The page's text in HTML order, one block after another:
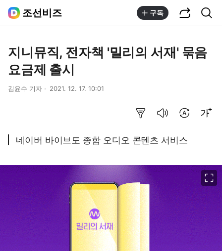
조선비즈 구독
지니뮤직, 전자책 '밀리의 서재' 묶음
요금제 출시
김윤수 기자 2021. 12. 17. 10:01
네이버 바이브도 종합 오디오 콘텐츠 서비스